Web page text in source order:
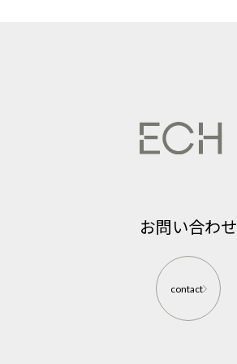
お問い合わせ
contact